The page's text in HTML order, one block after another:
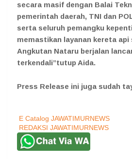
secara masif dengan Balai
pemerintah daerah, TNI dan
serta seluruh pemangku
memastikan layanan kereta api
Angkutan Nataru berjalan
terkendali”tutup Aida.
Press Release ini juga sudah
E Catalog JAWATIMURNEWS
REDAKSI JAWATIMURNEWS